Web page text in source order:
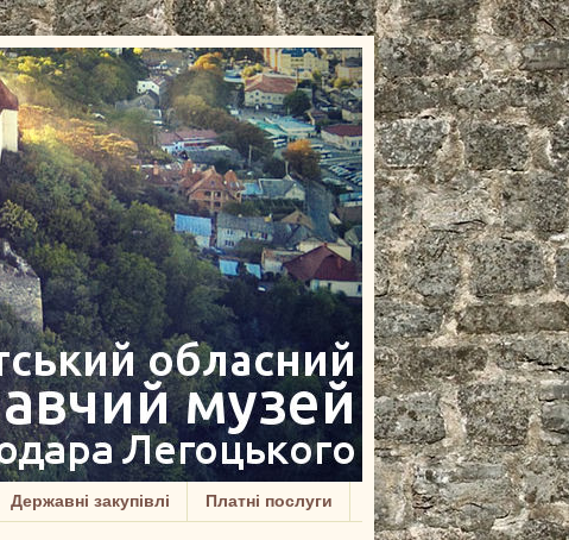
Державні закупівлі Платні послуги